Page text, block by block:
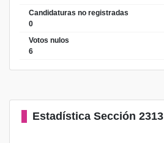
Candidaturas no registradas
0
Votos nulos
6
Estadística Sección 2313